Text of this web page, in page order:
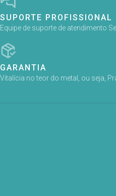
SUPORTE PROFISSIONAL
Equipe de suporte de atendimento
GARANTIA
Vitalícia no teor do metal, ou seja,